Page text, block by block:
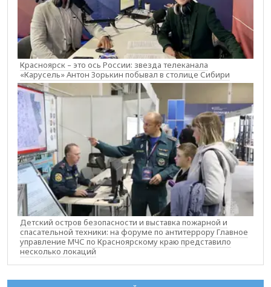
Красноярск – это ось России: звезда телеканала
«Карусель» Антон Зорькин побывал в столице Сибири
Детский остров безопасности и выставка пожарной и
спасательной техники: на форуме по антитеррору Главное
управление МЧС по Красноярскому краю представило
несколько локаций